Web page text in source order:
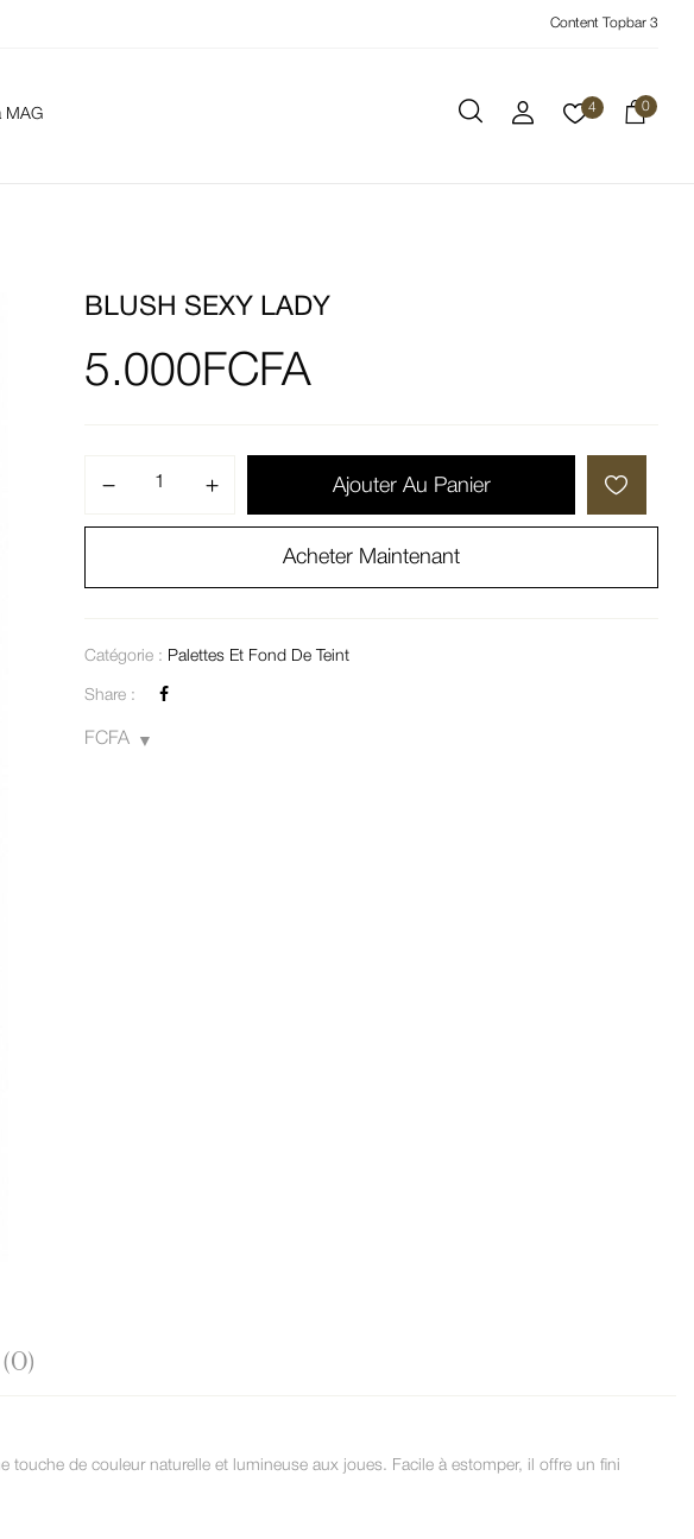
Content Topbar 3
MAG 4 0
BLUSH SEXY LADY
5.000FCFA
Ajouter Au Panier
Acheter Maintenant
Catégorie : Palettes Et Fond De Teint
Share :
FCFA
(0)
de couleur naturelle et lumineuse aux joues. Facile à estomper, il offre un fini